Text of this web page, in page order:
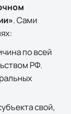
. Сами
по всей
РФ.
свой,